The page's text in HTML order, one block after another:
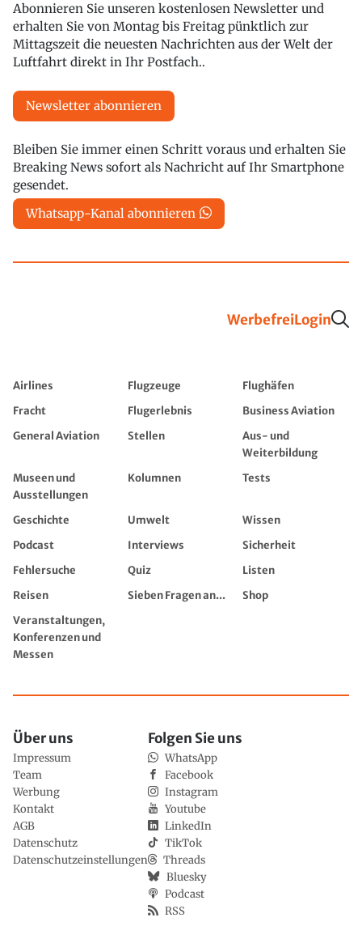
Abonnieren Sie unseren kostenlosen Newsletter und
erhalten Sie von Montag bis Freitag pünktlich zur
Mittagszeit die neuesten Nachrichten aus der Welt der
Luftfahrt direkt in Ihr Postfach..
Newsletter abonnieren
Bleiben Sie immer einen Schritt voraus und erhalten Sie
Breaking News sofort als Nachricht auf Ihr Smartphone
gesendet.
Whatsapp-Kanal abonnieren
WerbefreiLogin
Airlines Flugzeuge
Flughäfen
Fracht
Flugerlebnis
Business Aviation
General Aviation
Stellen
Aus- und
Weiterbildung
Museen und
Ausstellungen
Kolumnen Tests
Geschichte Umwelt
Wissen
Podcast
Interviews
Sicherheit
Fehlersuche
Quiz
Listen
Reisen
Sieben Fragen an...
Shop
Veranstaltungen,
Konferenzen und
Messen
Über uns
Impressum
Team
Werbung
Kontakt
AGB
Datenschutz
Datenschutzeinstellungen
Folgen Sie uns
WhatsApp
Facebook
Instagram
Youtube
LinkedIn
TikTok
Threads
Bluesky
Podcast
RSS